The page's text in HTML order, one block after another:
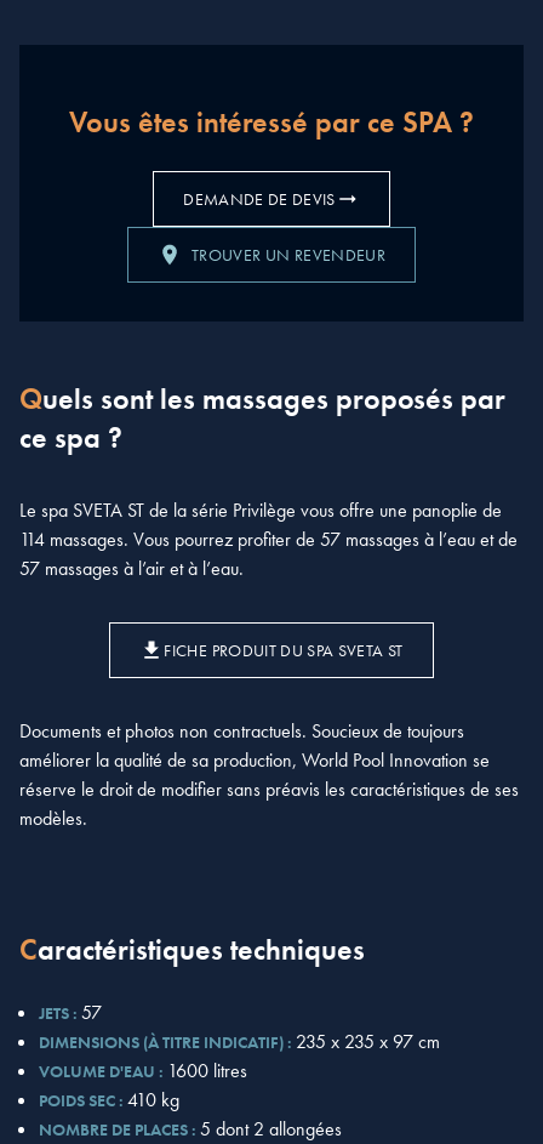
Vous êtes intéressé par ce SPA ?
DEMANDE DE DEVIS
TROUVER UN REVENDEUR
Quels sont les massages proposés par
ce spa ?
Le spa SVETA ST de la série Privilège vous offre une panoplie de
114 massages. Vous pourrez profiter de 57 massages à l’eau et de
57 massages à l’air et à l’eau.
FICHE PRODUIT DU SPA SVETA ST
Documents et photos non contractuels. Soucieux de toujours
améliorer la qualité de sa production, World Pool Innovation se
réserve le droit de modifier sans préavis les caractéristiques de ses
modèles.
Caractéristiques techniques
JETS : 57
DIMENSIONS (À TITRE INDICATIF) : 235 x 235 x 97 cm
VOLUME D'EAU : 1600 litres
POIDS SEC : 410 kg
NOMBRE DE PLACES : 5 dont 2 allongées